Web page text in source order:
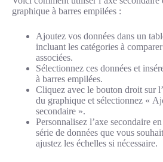
graphique à barres empilées :
Ajoutez vos données dans un
incluant les catégories à
associées.
Sélectionnez ces données et
à barres empilées.
Cliquez avec le bouton droit sur
du graphique et sélectionnez «
secondaire ».
Personnalisez l’axe secondaire
série de données que vous
ajustez les échelles si nécessaire.